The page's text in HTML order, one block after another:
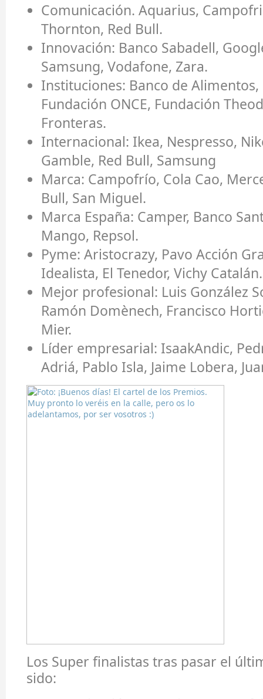
Comunicación. Aquarius,
Thornton, Red Bull.
Innovación: Banco Sabadell,
Samsung, Vodafone, Zara.
Instituciones: Banco de Alimentos,
Fundación ONCE, Fundación
Fronteras.
Internacional: Ikea, Nespresso,
Gamble, Red Bull, Samsung
Marca: Campofrío, Cola Cao,
Bull, San Miguel.
Marca España: Camper, Banco
Mango, Repsol.
Pyme: Aristocrazy, Pavo Acción
Idealista, El Tenedor, Vichy Catalán.
Mejor profesional: Luis González
Ramón Domènech, Francisco
Mier.
Líder empresarial: IsaakAndic,
Adriá, Pablo Isla, Jaime Lobera,
Los Super finalistas tras pasar el
sido: